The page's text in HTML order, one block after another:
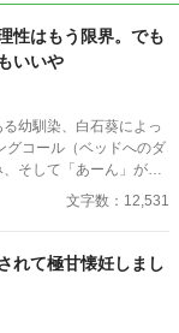
性はもう限界。でも
いいや
幼馴染、白石葵によっ
そして「あーん」が義
ラブっぷりだが、悠太
いる。 「ゆーた
生徒のプレッシャーが
**はついに限界を迎え
す――最初からクライマ
文字数：12,531
れて極甘懐妊しまし